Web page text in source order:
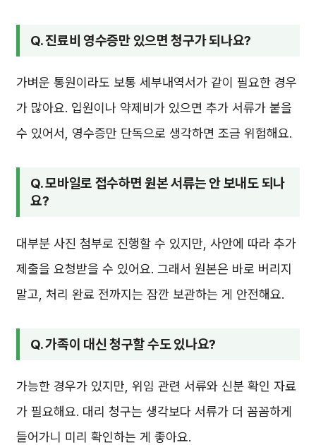
Q. 진료비 영수증만 있으면 청구가 되나요?
가벼운 통원이라도 보통 세부내역서가 같이 필요한 경우
가 많아요. 입원이나 약제비가 있으면 추가 서류가 붙을
수 있어서, 영수증만 단독으로 생각하면 조금 위험해요.
Q. 모바일로 접수하면 원본 서류는 안 보내도 되나
요?
대부분 사진 첨부로 진행할 수 있지만, 사안에 따라 추가
제출을 요청받을 수 있어요. 그래서 원본은 바로 버리지
말고, 처리 완료 전까지는 잠깐 보관하는 게 안전해요.
Q. 가족이 대신 청구할 수도 있나요?
가능한 경우가 있지만, 위임 관련 서류와 신분 확인 자료
가 필요해요. 대리 청구는 생각보다 서류가 더 꼼꼼하게
들어가니 미리 확인하는 게 좋아요.